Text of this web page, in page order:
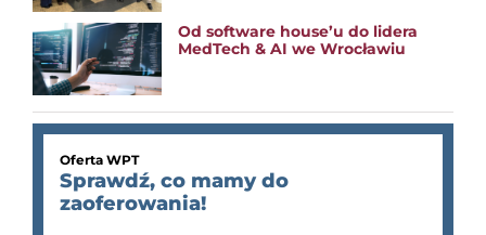
Od software house’u do lidera
MedTech & AI we Wrocławiu
Oferta WPT
Sprawdź, co mamy do
zaoferowania!